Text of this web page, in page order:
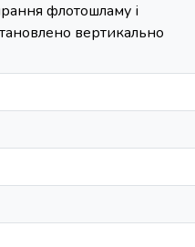
флотошламу і
вертикально